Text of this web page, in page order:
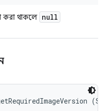
করা থাকলে null